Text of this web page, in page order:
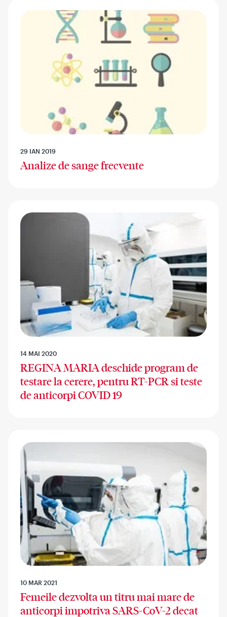
29 IAN 2019
Analize de sange frecvente
14 MAI 2020
REGINA MARIA deschide program de
testare la cerere, pentru RT-PCR si teste
de anticorpi COVID 19
10 MAR 2021
Femeile dezvolta un titru mai mare de
anticorpi impotriva SARS-CoV-2 decat